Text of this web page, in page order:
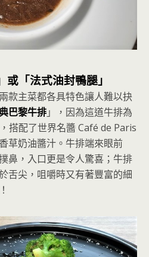
「法式油封鴨腿」
款主菜都各具特色讓人難以抉
巴黎牛排」，因為這道牛排為
搭配了世界名醬 Café de Paris
草奶油醬汁。牛排端來眼前
鼻，入口更是令人驚喜；牛排
舌尖，咀嚼時又有著豐富的細